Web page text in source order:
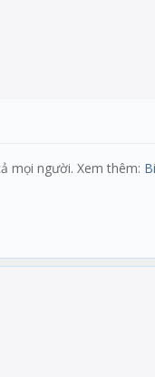
mọi người. Xem thêm: